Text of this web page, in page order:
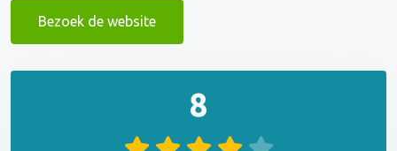
Bezoek de website
8